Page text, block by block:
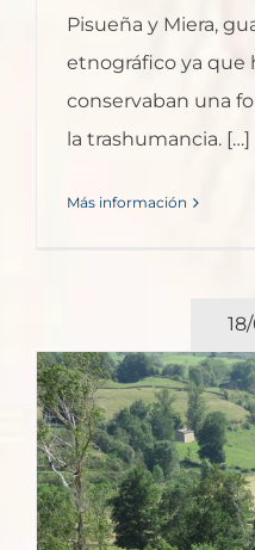
Pisueña y Miera,
etnográfico ya que
conservaban una
la trashumancia. […]
Más información